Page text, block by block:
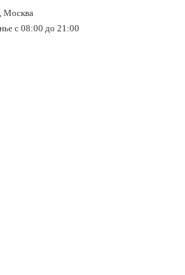
Москва
с 08:00 до 21:00